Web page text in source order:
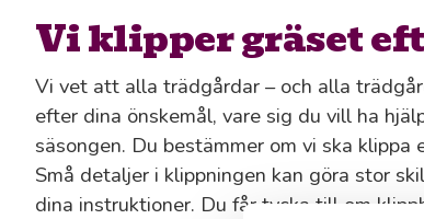
Vi klipper gräset
Vi vet att alla trädgårdar – och alla
efter dina önskemål, vare sig du vill ha
säsongen. Du bestämmer om vi ska
Små detaljer i klippningen kan göra stor
dina instruktioner. Du får tycka till om